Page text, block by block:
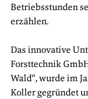
Betriebsstunden
erzählen.
Das innovative
Forsttechnik
Wald“, wurde im
Koller gegründet